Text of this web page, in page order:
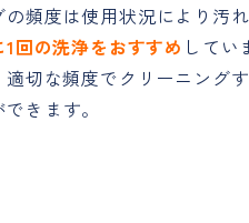
頻度は使用状況により汚
回の洗浄をおすすめ してい
適切な頻度でクリーニング
きます。